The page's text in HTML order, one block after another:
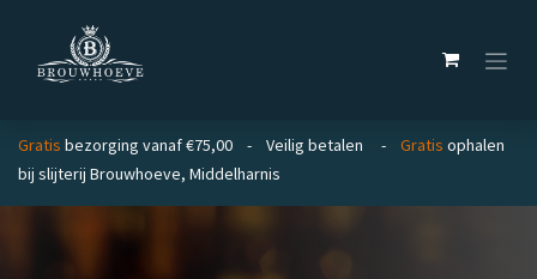
Gratis bezorging vanaf €75,00 - Veilig betalen - Gratis ophalen
bij slijterij Brouwhoeve, Middelharnis